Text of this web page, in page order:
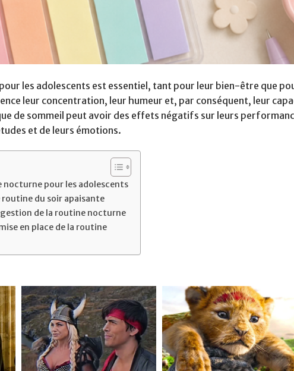
les adolescents est essentiel, tant pour leur bien-être que
leur concentration, leur humeur et, par conséquent, leur
de sommeil peut avoir des effets négatifs sur leurs
et de leurs émotions.
nocturne pour les adolescents
routine du soir apaisante
gestion de la routine nocturne
en place de la routine